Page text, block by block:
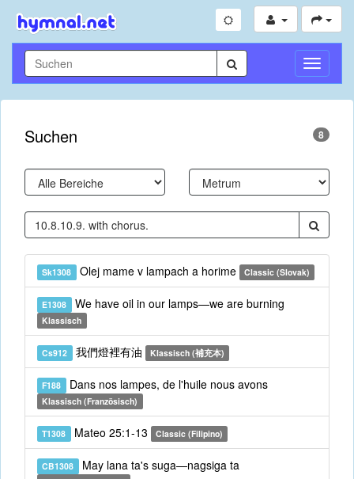
Suchen 8
Sk1308 Olej mame v lampach a horime Classic (Slovak)
E1308 We have oil in our lamps—we are burning
Klassisch
Cs912 我們燈裡有油 Klassisch (補充本)
F188 Dans nos lampes, de l'huile nous avons
Klassisch (Französisch)
T1308 Mateo 25:1-13 Classic (Filipino)
CB1308 May lana ta's suga—nagsiga ta